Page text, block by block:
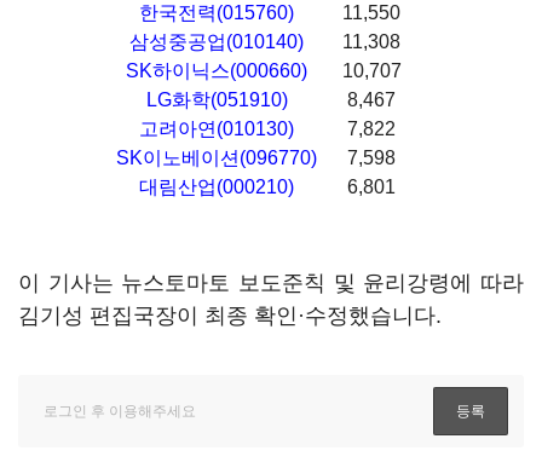
한국전력(015760)
11,550
삼성중공업(010140)
11,308
SK하이닉스(000660)
10,707
LG화학(051910)
8,467
고려아연(010130)
7,822
SK이노베이션(096770)
7,598
대림산업(000210)
6,801
이 기사는 뉴스토마토 보도준칙 및 윤리강령에 따라
김기성 편집국장이 최종 확인·수정했습니다.